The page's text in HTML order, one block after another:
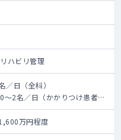
ハビリ管理
／日（全科）
～2名／日（かかりつけ患者が
／月（全科）
万円程度